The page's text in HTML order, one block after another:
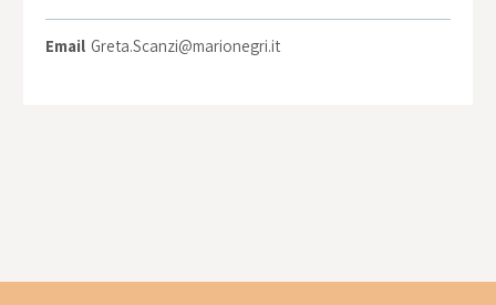
Email Greta.Scanzi@marionegri.it